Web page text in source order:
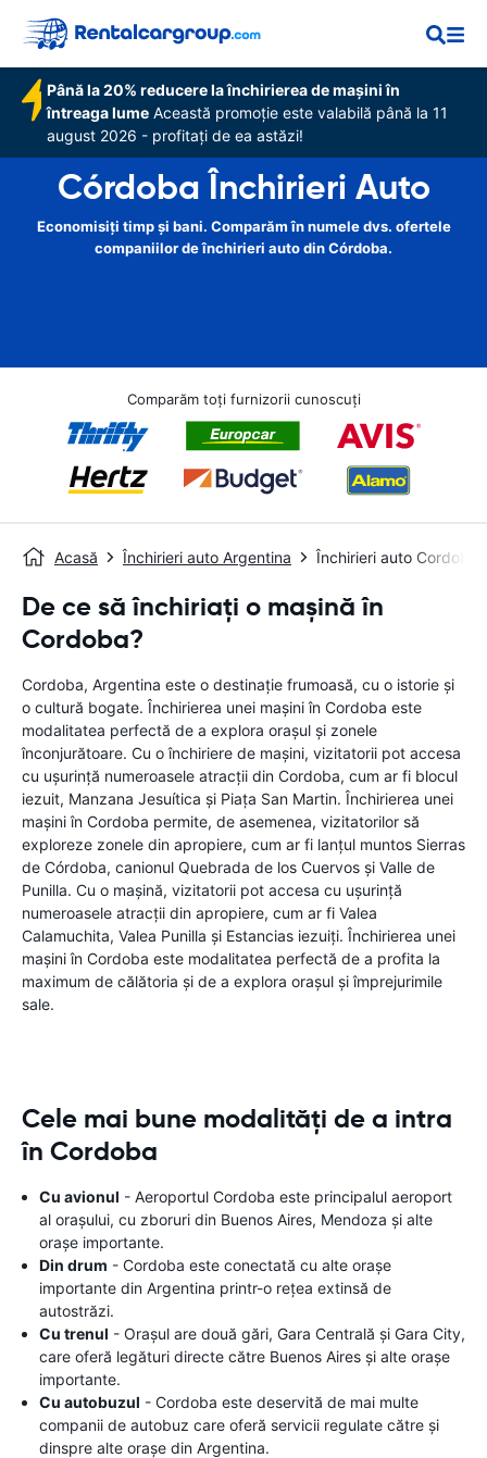
Până la 20% reducere la închirierea de mașini în
întreaga lume Această promoție este valabilă până la 11
august 2026 - profitați de ea astăzi!
Córdoba Închirieri Auto
Economisiți timp și bani. Comparăm în numele dvs. ofertele
companiilor de închirieri auto din Córdoba.
Comparăm toți furnizorii cunoscuți
Acasă Închirieri auto Argentina Închirieri auto Cordoba
De ce să închiriați o mașină în
Cordoba?
Cordoba, Argentina este o destinație frumoasă, cu o istorie și
o cultură bogate. Închirierea unei mașini în Cordoba este
modalitatea perfectă de a explora orașul și zonele
înconjurătoare. Cu o închiriere de mașini, vizitatorii pot accesa
cu ușurință numeroasele atracții din Cordoba, cum ar fi blocul
iezuit, Manzana Jesuítica și Piața San Martin. Închirierea unei
mașini în Cordoba permite, de asemenea, vizitatorilor să
exploreze zonele din apropiere, cum ar fi lanțul muntos Sierras
de Córdoba, canionul Quebrada de los Cuervos și Valle de
Punilla. Cu o mașină, vizitatorii pot accesa cu ușurință
numeroasele atracții din apropiere, cum ar fi Valea
Calamuchita, Valea Punilla și Estancias iezuiți. Închirierea unei
mașini în Cordoba este modalitatea perfectă de a profita la
maximum de călătoria și de a explora orașul și împrejurimile
sale.
Cele mai bune modalități de a intra
în Cordoba
Cu avionul - Aeroportul Cordoba este principalul aeroport
al orașului, cu zboruri din Buenos Aires, Mendoza și alte
orașe importante.
Din drum - Cordoba este conectată cu alte orașe
importante din Argentina printr-o rețea extinsă de
autostrăzi.
Cu trenul - Orașul are două gări, Gara Centrală și Gara City,
care oferă legături directe către Buenos Aires și alte orașe
importante.
Cu autobuzul - Cordoba este deservită de mai multe
companii de autobuz care oferă servicii regulate către și
dinspre alte orașe din Argentina.